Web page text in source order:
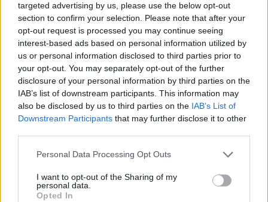
targeted advertising by us, please use the below opt-out
section to confirm your selection. Please note that after your
opt-out request is processed you may continue seeing
interest-based ads based on personal information utilized by
us or personal information disclosed to third parties prior to
your opt-out. You may separately opt-out of the further
disclosure of your personal information by third parties on the
IAB’s list of downstream participants. This information may
also be disclosed by us to third parties on the IAB’s List of
Downstream Participants that may further disclose it to other
Personal Data Processing Opt Outs
I want to opt-out of the Sharing of my
personal data.
Opted In